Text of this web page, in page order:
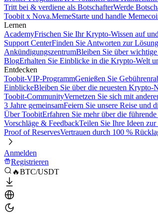
Tritt bei & verdiene als BotschafterWerde
Toobit x Nova.MemeStarte und handle
Lernen
AcademyFrischen Sie Ihr Krypto-Wissen auf
Support CenterFinden Sie Antworten zur
AnkündigungszentrumBleiben Sie über
BlogErhalten Sie Einblicke in die Krypto-Welt
Entdecken
Toobit-VIP-ProgrammGenießen Sie
EinblickeBleiben Sie über die neuesten Krypto-
Toobit-CommunityVernetzen Sie sich mit
3 Jahre gemeinsamFeiern Sie unsere Reise und
Über ToobitErfahren Sie mehr über die
Vorschläge & FeedbackTeilen Sie Ihre Ideen
Proof of ReservesVertrauen durch 100 %
Anmelden
Registrieren
🔥BTC/USDT